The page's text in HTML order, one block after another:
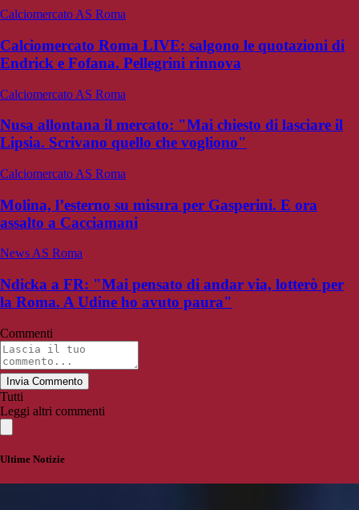
Calciomercato AS Roma
Calciomercato Roma LIVE: salgono le quotazioni di
Endrick e Fofana. Pellegrini rinnova
Calciomercato AS Roma
Nusa allontana il mercato: "Mai chiesto di lasciare il
Lipsia. Scrivano quello che vogliono"
Calciomercato AS Roma
Molina, l’esterno su misura per Gasperini. E ora
assalto a Cacciamani
News AS Roma
Ndicka a FR: "Mai pensato di andar via, lotterò per
la Roma. A Udine ho avuto paura"
Commenti
Invia Commento
Tutti
Leggi altri commenti
Ultime Notizie